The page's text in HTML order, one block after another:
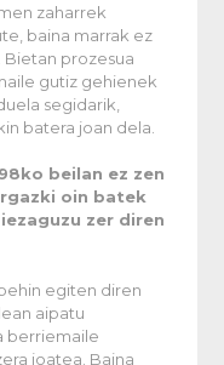
zaharrek
baina marrak ez
prozesua
gutiz gehienek
segidarik,
batera joan dela.
beilan ez zen
oin batek
zer diren
egiten diren
aipatu
berriemaile
joatea. Baina